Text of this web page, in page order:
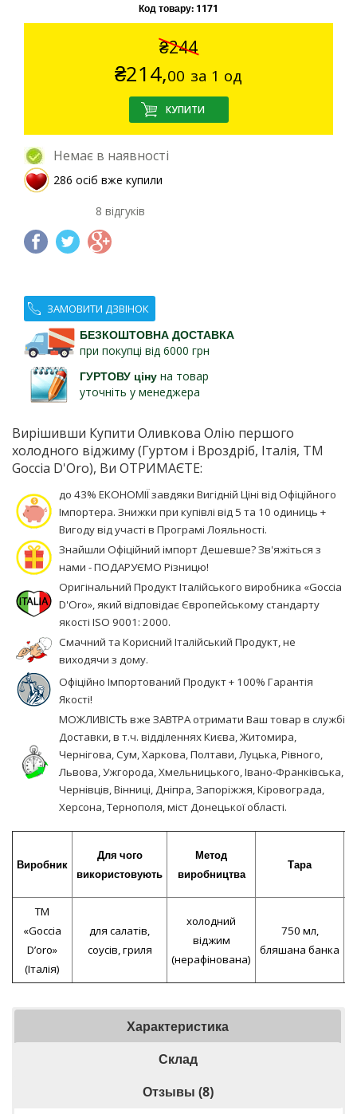
Код товару: 1171
₴244
₴214,00 за 1 од
Немає в наявності
286 осіб вже купили
8 відгуків
ЗАМОВИТИ ДЗВІНОК
БЕЗКОШТОВНА ДОСТАВКА
при покупці від 6000 грн
ГУРТОВУ ціну на товар
уточніть у менеджера
Вирішивши Купити Оливкова Олію першого
холодного віджиму (Гуртом і Вроздріб, Італія, TM
Goccia D'Oro), Ви ОТРИМАЄТЕ:
до 43% ЕКОНОМІЇ завдяки Вигідній Ціні від Офіційного
Імпортера. Знижки при купівлі від 5 та 10 одиниць +
Вигоду від участі в Програмі Лояльності.
Знайшли Офіційний імпорт Дешевше? Зв'яжіться з
нами - ПОДАРУЄМО Різницю!
Оригінальний Продукт Італійського виробника «Goccia
D'Oro», який відповідає Європейському стандарту
якості ISO 9001: 2000.
Смачний та Корисний Італійський Продукт, не
виходячи з дому.
Офіційно Імпортований Продукт + 100% Гарантія
Якості!
МОЖЛИВІСТЬ вже ЗАВТРА отримати Ваш товар в службі
Доставки, в т.ч. відділеннях Києва, Житомира,
Чернігова, Сум, Харкова, Полтави, Луцька, Рівного,
Львова, Ужгорода, Хмельницького, Івано-Франківська,
Чернівців, Вінниці, Дніпра, Запоріжжя, Кіровограда,
Херсона, Тернополя, міст Донецької області.
Виробник
Для чого
використовують
Метод
виробництва
Тара
ТМ
«Goccia
D’oro»
(Італія)
для салатів,
соусів, гриля
холодний
віджим
(нерафінована)
750 мл,
бляшана банка
Характеристика
Склад
Отзывы (8)